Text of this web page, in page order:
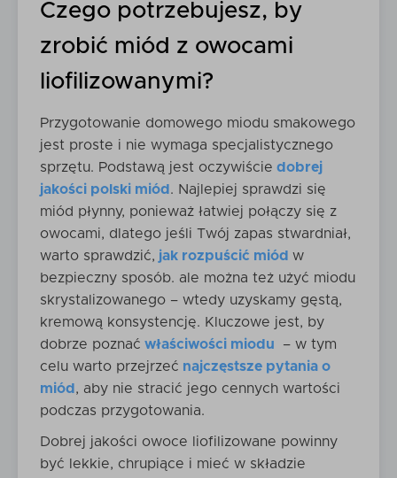
Czego potrzebujesz, by
zrobić miód z owocami
liofilizowanymi?
Przygotowanie domowego miodu smakowego
jest proste i nie wymaga specjalistycznego
sprzętu. Podstawą jest oczywiście dobrej
jakości polski miód . Najlepiej sprawdzi się
miód płynny, ponieważ łatwiej połączy się z
owocami, dlatego jeśli Twój zapas stwardniał,
warto sprawdzić, jak rozpuścić miód w
bezpieczny sposób. ale można też użyć miodu
skrystalizowanego – wtedy uzyskamy gęstą,
kremową konsystencję. Kluczowe jest, by
dobrze poznać właściwości miodu
– w tym
celu warto przejrzeć najczęstsze pytania o
miód , aby nie stracić jego cennych wartości
podczas przygotowania.
Dobrej jakości owoce liofilizowane powinny
być lekkie, chrupiące i mieć w składzie